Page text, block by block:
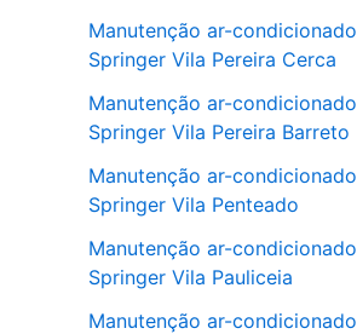
Manutenção ar-condicionado
Springer Vila Pereira Cerca
Manutenção ar-condicionado
Springer Vila Pereira Barreto
Manutenção ar-condicionado
Springer Vila Penteado
Manutenção ar-condicionado
Springer Vila Pauliceia
Manutenção ar-condicionado